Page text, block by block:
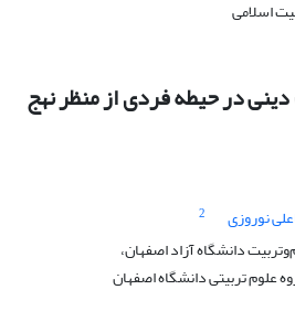
در حیطه فردی از منظر نهج
نوروزی
2
دانشگاه آزاد اصفهان،
علوم تربیتی دانشگاه اصفهان